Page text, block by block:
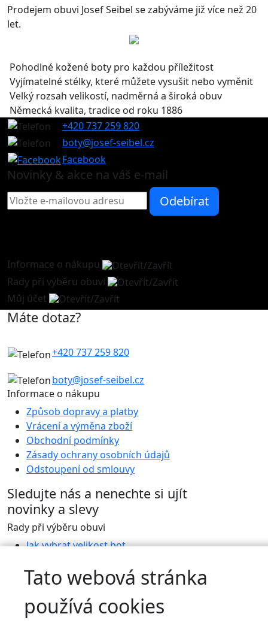
Tato webová stránka
používá cookies
Prodejem obuvi Josef Seibel se zabýváme již více než 20
let.
Pohodlné kožené boty pro každou příležitost
Vyjímatelné stélky, které můžete vysušit nebo vyměnit
Velký rozsah velikostí, nadměrná a široká obuv
Německá kvalita, tradice od roku 1886
+420 737 259 820
boty@josef-seibel.cz
Facebook
Novinky & akce na váš e-mail
Informace o nákupu
Rady při výběru obuvi
Můj účet
Máte dotaz?
+420 737 259 820
boty@josef-seibel.cz
Informace o nákupu
Způsob dopravy a platby
Vrácení a výměna zboží
Obchodní podmínky
Zásady ochrany osobních údajů
Odstoupení od smlouvy
Sledujte nás a nenechte si ujít
novinky a slevy
Rady při výběru obuvi
Jak vybrat velikost bot
Blog
Historie